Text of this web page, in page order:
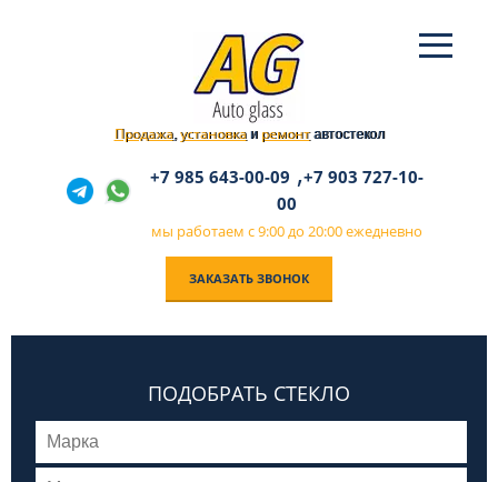
Продажа,установкаи ремонтавтостекол
+7 985 643-00-09 ,+7 903 727-10-
00
мы работаем с 9:00 до 20:00 ежедневно
ЗАКАЗАТЬ ЗВОНОК
ПОДОБРАТЬ СТЕКЛО